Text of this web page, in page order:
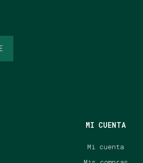
MI CUENTA
Mi cuenta